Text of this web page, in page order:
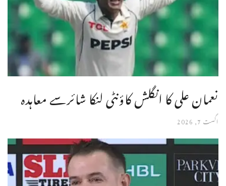
نعمان علی کا انگلش کاؤنٹی لنکا شائرسے معاہدہ
اگست 7, 2026